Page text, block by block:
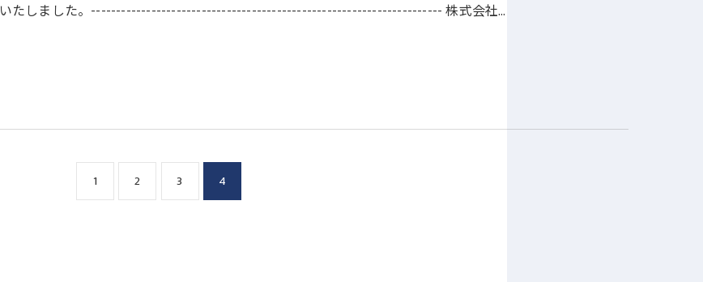
いたしました。---------------------------------------------------------------------- 株式会社…
1 2 3 4